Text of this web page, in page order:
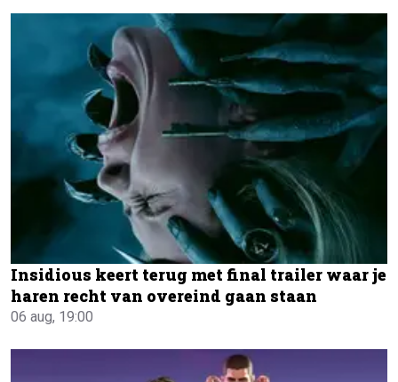
Insidious keert terug met final trailer waar je
haren recht van overeind gaan staan
06 aug, 19:00